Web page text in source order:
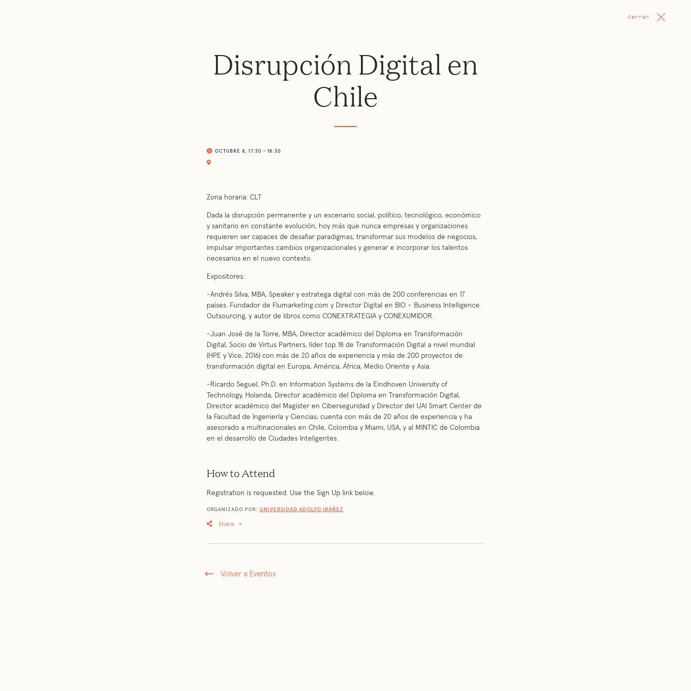
Cerrar
Disrupción Digital en
Chile
OCTUBRE 8, 17:30 - 18:30
Zona horaria: CLT
Dada la disrupción permanente y un escenario social, político, tecnológico, económico
y sanitario en constante evolución, hoy más que nunca empresas y organizaciones
requieren ser capaces de desafiar paradigmas, transformar sus modelos de negocios,
impulsar importantes cambios organizacionales y generar e incorporar los talentos
necesarios en el nuevo contexto.
Expositores:
-Andrés Silva, MBA, Speaker y estratega digital con más de 200 conferencias en 17
países. Fundador de Flumarketing.com y Director Digital en BIO – Business Intelligence
Outsourcing, y autor de libros como CONEXTRATEGIA y CONEXUMIDOR.
-Juan José de la Torre, MBA, Director académico del Diploma en Transformación
Digital, Socio de Virtus Partners, líder top 18 de Transformación Digital a nivel mundial
(HPE y Vice, 2016) con más de 20 años de experiencia y más de 200 proyectos de
transformación digital en Europa, América, África, Medio Oriente y Asia.
-Ricardo Seguel, Ph.D. en Information Systems de la Eindhoven University of
Technology, Holanda, Director académico del Diploma en Transformación Digital,
Director académico del Magíster en Ciberseguridad y Director del UAI Smart Center de
la Facultad de Ingeniería y Ciencias; cuenta con más de 20 años de experiencia y ha
asesorado a multinacionales en Chile, Colombia y Miami, USA, y al MINTIC de Colombia
en el desarrollo de Ciudades Inteligentes.
How to Attend
Registration is requested. Use the Sign Up link below.
ORGANIZADO POR: UNIVERSIDAD ADOLFO IBÁÑEZ
Share +
Volver a Eventos